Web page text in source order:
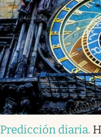
Predicción diaria.